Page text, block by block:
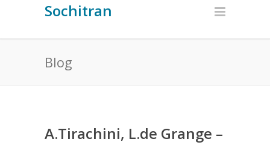
Sochitran
Blog
A.Tirachini, L.de Grange –